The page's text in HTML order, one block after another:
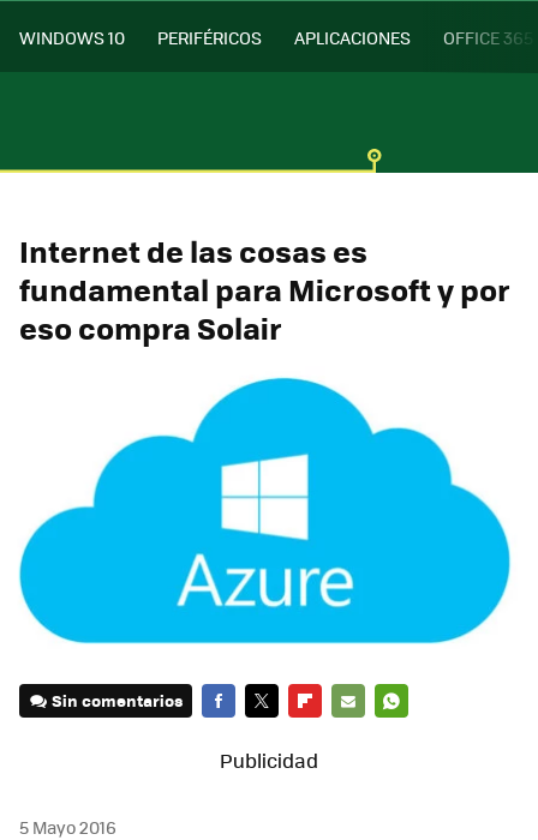
WINDOWS 10 PERIFÉRICOS APLICACIONES OFFICE 365
Internet de las cosas es
fundamental para Microsoft y por
eso compra Solair
Sin comentarios
5 Mayo 2016